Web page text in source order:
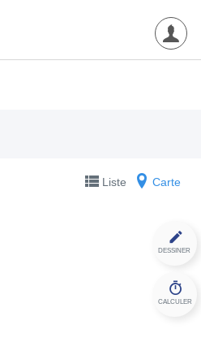
Liste Carte
DESSINER
CALCULER